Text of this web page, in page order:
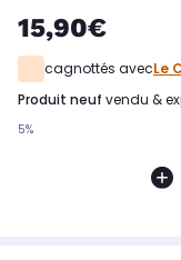
15,90€
cagnottés avecLe
produit neuf vendu &
5%